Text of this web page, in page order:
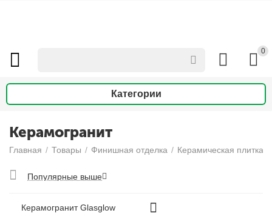
0
Категории
Керамогранит
Главная / Товары / Финишная отделка / Керамическая плитка и
Популярные выше
Керамогранит Glasglow